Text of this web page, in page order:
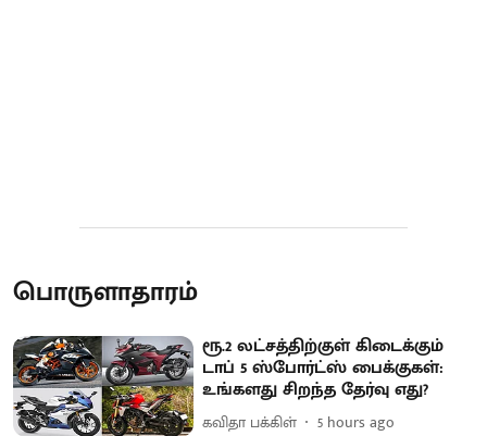
பொருளாதாரம்
ரூ.2 லட்சத்திற்குள் கிடைக்கும்
டாப் 5 ஸ்போர்ட்ஸ் பைக்குகள்:
உங்களது சிறந்த தேர்வு எது?
கவிதா பக்கிள் 5 hours ago